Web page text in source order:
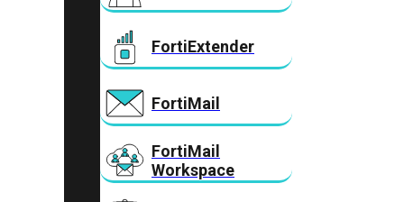
FortiExtender
FortiMail
FortiMail
Workspace